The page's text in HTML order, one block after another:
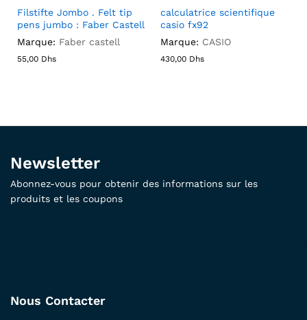
Filstifte Jombo . Felt tip
pens jumbo : Faber Castell
Marque: Faber castell
55,00 Dhs
calculatrice scientifique
casio fx92
Marque: CASIO
430,00 Dhs
Newsletter
Abonnez-vous pour obtenir des informations sur les
produits et les coupons
Nous Contacter